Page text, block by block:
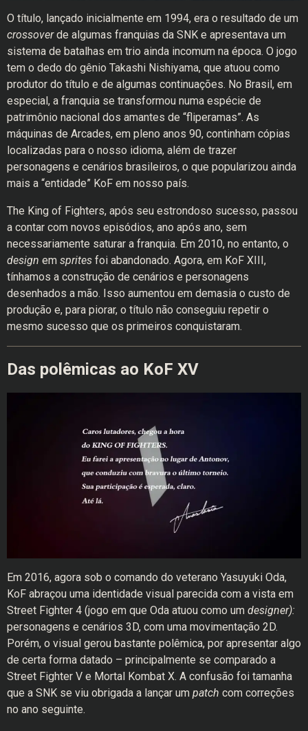
O título, lançado inicialmente em 1994, era o resultado de um
crossoverde algumas franquias da SNK e apresentava um
sistema de batalhas em trio ainda incomum na época. O jogo
tem o dedo do gênio Takashi Nishiyama, que atuou como
produtor do título e de algumas continuações. No Brasil, em
especial, a franquia se transformou numa espécie de
patrimônio nacional dos amantes de “fliperamas”. As
máquinas de Arcades, em pleno anos 90, continham cópias
localizadas para o nosso idioma, além de trazer
personagens e cenários brasileiros, o que popularizou ainda
mais a “entidade” KoF em nosso país.
The King of Fighters, após seu estrondoso sucesso, passou
a contar com novos episódios, ano após ano, sem
necessariamente saturar a franquia. Em 2010, no entanto, o
design em sprites foi abandonado. Agora, em KoF XIII,
tínhamos a construção de cenários e personagens
desenhados a mão. Isso aumentou em demasia o custo de
produção e, para piorar, o título não conseguiu repetir o
mesmo sucesso que os primeiros conquistaram.
Das polêmicas ao KoF XV
Em 2016, agora sob o comando do veterano Yasuyuki Oda,
KoF abraçou uma identidade visual parecida com a vista em
Street Fighter 4 (jogo em que Oda atuou como um designer):
personagens e cenários 3D, com uma movimentação 2D.
Porém, o visual gerou bastante polêmica, por apresentar algo
de certa forma datado – principalmente se comparado a
Street Fighter V e Mortal Kombat X. A confusão foi tamanha
que a SNK se viu obrigada a lançar um patch com correções
no ano seguinte.